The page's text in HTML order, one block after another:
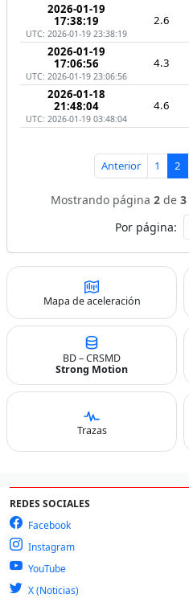
2026-01-19
17:38:19
UTC: 2026-01-19 23:38:19
2.6
2026-01-19
17:06:56
UTC: 2026-01-19 23:06:56
4.3
2026-01-18
21:48:04
UTC: 2026-01-19 03:48:04
4.6
Anterior 1 2
Mostrando página 2 de 3
Por página:
Mapa de aceleración
BD – CRSMD
Strong Motion
Trazas
REDES SOCIALES
Facebook
Instagram
YouTube
X (Noticias)